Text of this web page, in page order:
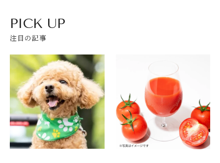
PICK UP
注目の記事